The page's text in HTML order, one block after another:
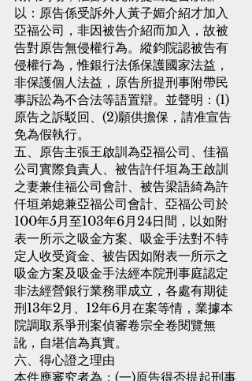
以：原告係受訴外人黃子媚介紹才加入
亞福公司，非因被告介紹而加入，故被
告對原告無侵權行為。縱鈞院認被告有
侵權行為，惟銀行法係保護國家法益，
非保護個人法益，原告所提刑事附帶民
事訴訟為不合法等語置辯。並聲明：(1)
原告之訴駁回、(2)願供擔保，請准宣告
免為假執行。
五、原告主張王啟訓為亞福公司、佳福
公司實際負責人、被告許仟垣為王啟訓
之妻兼佳福公司會計、被告梁語綺為許
仟垣弟媳兼亞福公司會計、亞福公司於
100年5月至103年6月24日間，以如附
表一所示之吸金方案、吸金手法對不特
定人收受資金、被告因如附表一所示之
吸金方案及吸金手法經本院刑事庭認定
非法經營銀行業務罪成立，各處有期徒
刑13年2月、12年6月在案等情，業據本
院調取系爭刑案偵審卷宗全卷閱覽無
訛，自堪信為真實。
六、得心證之理由
本件應審究者為：(一)原告得否提起刑事